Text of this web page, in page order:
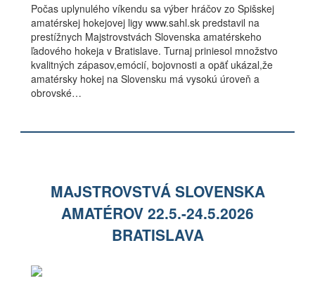
Počas uplynulého víkendu sa výber hráčov zo Spišskej
amatérskej hokejovej ligy www.sahl.sk predstavil na
prestížnych Majstrovstvách Slovenska amatérskeho
ľadového hokeja v Bratislave. Turnaj priniesol množstvo
kvalitných zápasov,emócií, bojovnosti a opäť ukázal,že
amatérsky hokej na Slovensku má vysokú úroveň a
obrovské…
MAJSTROVSTVÁ SLOVENSKA
AMATÉROV 22.5.-24.5.2026
BRATISLAVA